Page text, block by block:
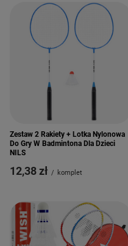
Zestaw 2 Rakiety + Lotka Nylonowa
Do Gry W Badmintona Dla Dzieci
NILS
12,38 zł / komplet